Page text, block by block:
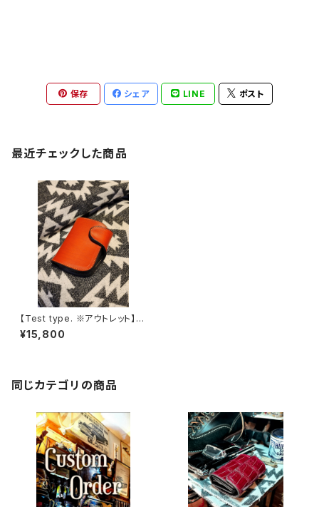
保存 シェア LINE ポスト
最近チェックした商品
【Test type. ※アウトレット】 J
ACK.RIDE.SSW※テストカラー
¥15,800
同じカテゴリの商品